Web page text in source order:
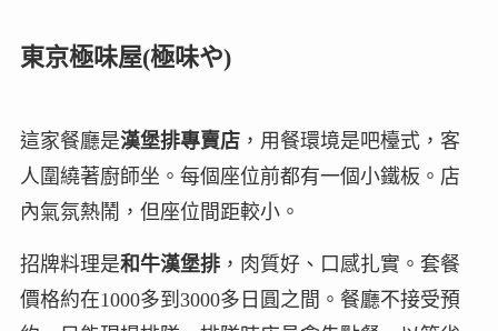
東京極味屋(極味や)
這家餐廳是漢堡排專賣店，用餐環境是吧檯式，客
人圍繞著廚師坐。每個座位前都有一個小鐵板。店
內氣氛熱鬧，但座位間距較小。
招牌料理是和牛漢堡排，肉質好、口感扎實。套餐
價格約在1000多到3000多日圓之間。餐廳不接受預